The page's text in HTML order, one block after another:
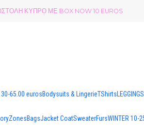
65.00 eurosBodysuits & LingerieTShirts LEGGINGS
ZonesBagsJacket CoatSweaterFursWINTER 10-
ΚΥΠΡΟ ΜΕ BOX NOW 10 EUROS